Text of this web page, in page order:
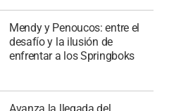
Mendy y Penoucos: entre el
desafío y la ilusión de
enfrentar a los Springboks